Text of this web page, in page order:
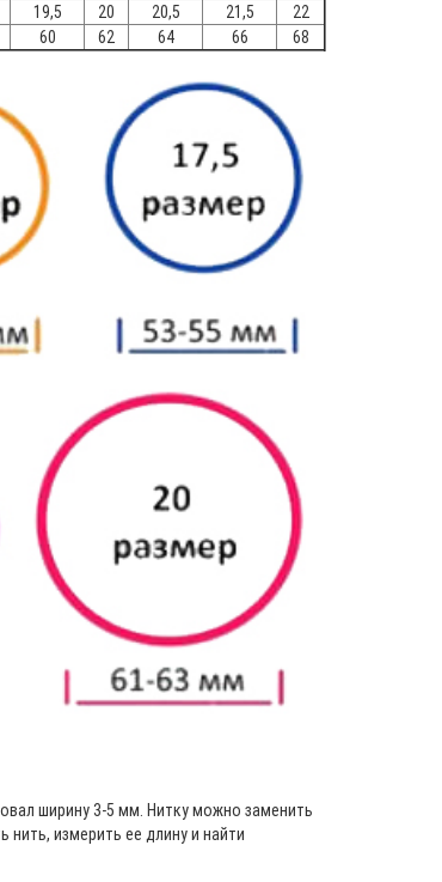
19,5 20 20,5 21,5
22
60 62 64 66 68
ширину 3-5 мм. Нитку можно заменить
измерить ее длину и найти